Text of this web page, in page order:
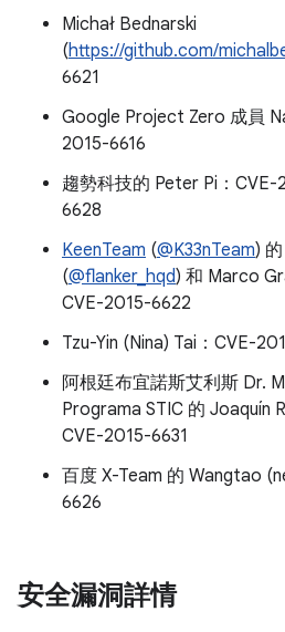
Michał Bednarski
(https://github.com/
6621
Google Project Zero 成員
2015-6616
趨勢科技的 Peter Pi：
6628
KeenTeam (@K33nTeam)
(@flanker_hqd) 和 Marco
CVE-2015-6622
Tzu-Yin (Nina) Tai：CVE-
阿根廷布宜諾斯艾利斯 Dr.
Programa STIC 的 Joaquín
CVE-2015-6631
百度 X-Team 的 Wangtao
6626
安全漏洞詳情